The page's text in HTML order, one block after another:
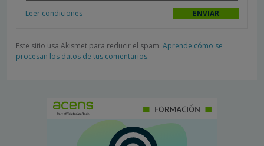
Leer condiciones
Este sitio usa Akismet para reducir el spam. Aprende cómo se
procesan los datos de tus comentarios.